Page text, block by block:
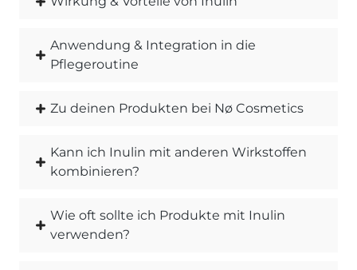
Anwendung & Integration in die
Pflegeroutine
Zu deinen Produkten bei Nø Cosmetics
Kann ich Inulin mit anderen Wirkstoffen
kombinieren?
Wie oft sollte ich Produkte mit Inulin
verwenden?